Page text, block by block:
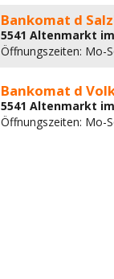
Bankomat d
5541 Altenmarkt
Öffnungszeiten: Mo-
Bankomat d
5541 Altenmarkt
Öffnungszeiten: Mo-